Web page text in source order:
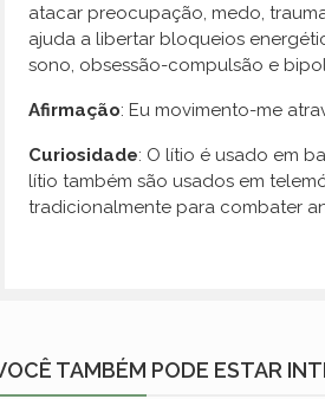
atacar preocupação, medo,
ajuda a libertar bloqueios
sono, obsessão-compulsão e
Afirmação: Eu movimento-me
Curiosidade: O lítio é usado em
lítio também são usados em
tradicionalmente para combater
TAMBÉM PODE ESTAR